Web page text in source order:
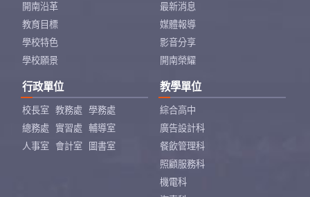
開南沿革
教育目標
學校特色
學校願景
最新消息
媒體報導
影音分享
開南榮耀
行政單位
校長室 教務處
學務處
總務處
實習處
輔導室
人事室
會計室 圖書室
教學單位
綜合高中
廣告設計科
餐飲管理科
照顧服務科
機電科